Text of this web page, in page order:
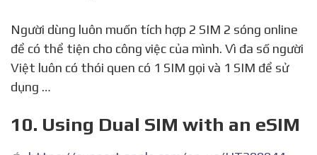
Người dùng luôn muốn tích hợp 2 SIM 2 sóng online
để có thể tiện cho công việc của mình. Vì đa số người
Việt luôn có thói quen có 1 SIM gọi và 1 SIM để sử
dụng …
10. Using Dual SIM with an eSIM